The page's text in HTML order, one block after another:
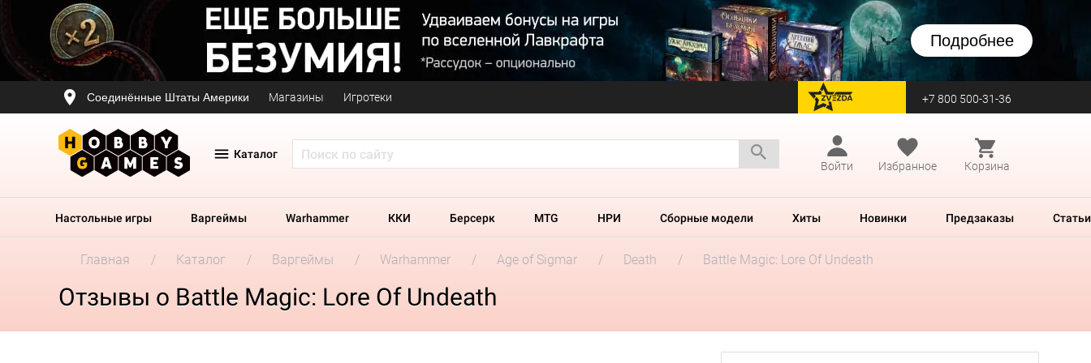
Подробнее
Соединённые Штаты Америки Магазины Игротеки перейти на Zvezda +7 800 500-31-36
Каталог
Войти
Избранное Корзина
Настольные игры Варгеймы Warhammer ККИ Берсерк MTG НРИ Сборные модели Хиты Новинки Предзаказы Статьи
Главная Каталог Варгеймы Warhammer Age of Sigmar Death Battle Magic: Lore Of Undeath
Отзывы о Battle Magic: Lore Of Undeath